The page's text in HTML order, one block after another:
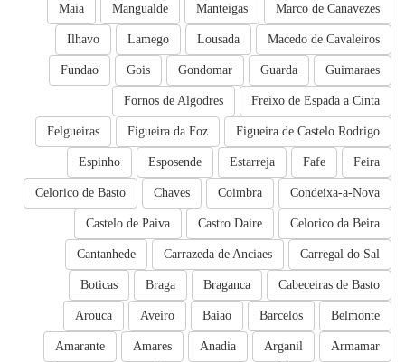
Marco de Canavezes
Manteigas
Mangualde
Maia
Macedo de Cavaleiros
Lousada
Lamego
Ilhavo
Guimaraes
Guarda
Gondomar
Gois
Fundao
Freixo de Espada a Cinta
Fornos de Algodres
Figueira de Castelo Rodrigo
Figueira da Foz
Felgueiras
Feira
Fafe
Estarreja
Esposende
Espinho
Condeixa-a-Nova
Coimbra
Chaves
Celorico de Basto
Celorico da Beira
Castro Daire
Castelo de Paiva
Carregal do Sal
Carrazeda de Anciaes
Cantanhede
Cabeceiras de Basto
Braganca
Braga
Boticas
Belmonte
Barcelos
Baiao
Aveiro
Arouca
Armamar
Arganil
Anadia
Amares
Amarante